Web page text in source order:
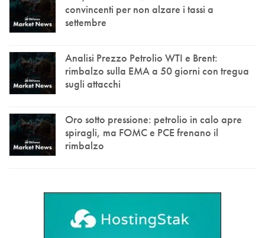
convincenti per non alzare i tassi a
settembre
Analisi Prezzo Petrolio WTI e Brent:
rimbalzo sulla EMA a 50 giorni con tregua
sugli attacchi
Oro sotto pressione: petrolio in calo apre
spiragli, ma FOMC e PCE frenano il
rimbalzo